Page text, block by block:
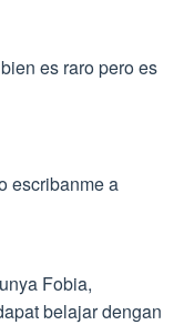
es raro pero es
escribanme a
Fobia,
belajar dengan